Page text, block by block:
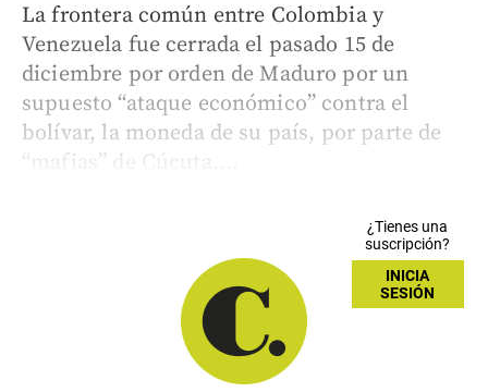
La frontera común entre Colombia y
Venezuela fue cerrada el pasado 15 de
diciembre por orden de Maduro por un
supuesto “ataque económico” contra el
bolívar, la moneda de su país, por parte de
“mafias” de Cúcuta....
¿Tienes una
suscripción?
INICIA
SESIÓN